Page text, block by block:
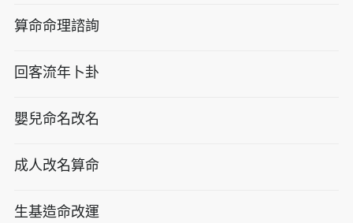
算命命理諮詢
回客流年卜卦
嬰兒命名改名
成人改名算命
生基造命改運